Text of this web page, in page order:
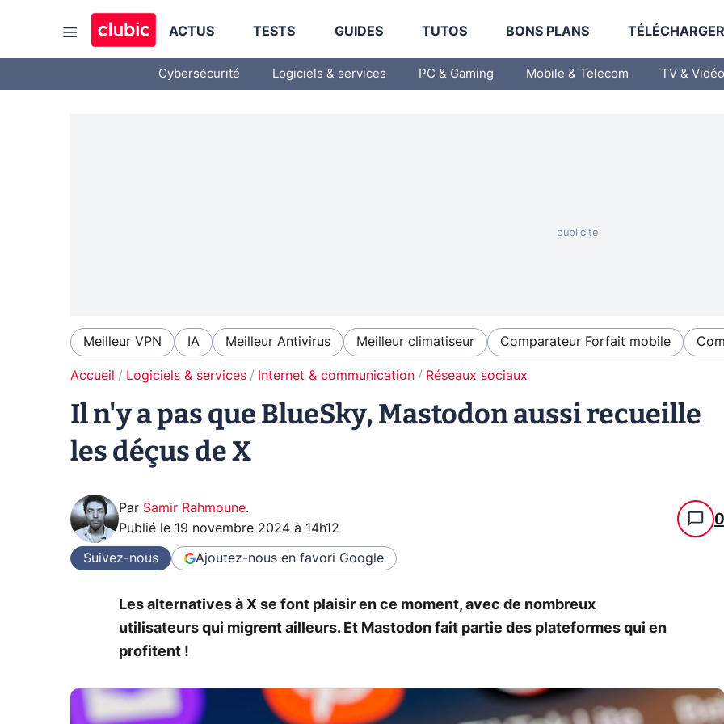
ACTUS TESTS GUIDES TUTOS BONS PLANS
Cybersécurité Logiciels & services PC & Gaming Mobile & Telecom TV & Vidéo
Meilleur VPN IA Meilleur Antivirus Meilleur climatiseur Comparateur Forfait mobile
Accueil Logiciels & services Internet & communication Réseaux sociaux
Il n'y a pas que BlueSky, Mastodon aussi recueille
les déçus de X
Par Samir Rahmoune.
Publié le 19 novembre 2024 à 14h12 0
Suivez-nous Ajoutez-nous en favori Google
Les alternatives à X se font plaisir en ce moment, avec de nombreux
utilisateurs qui migrent ailleurs. Et Mastodon fait partie des plateformes qui en
profitent !